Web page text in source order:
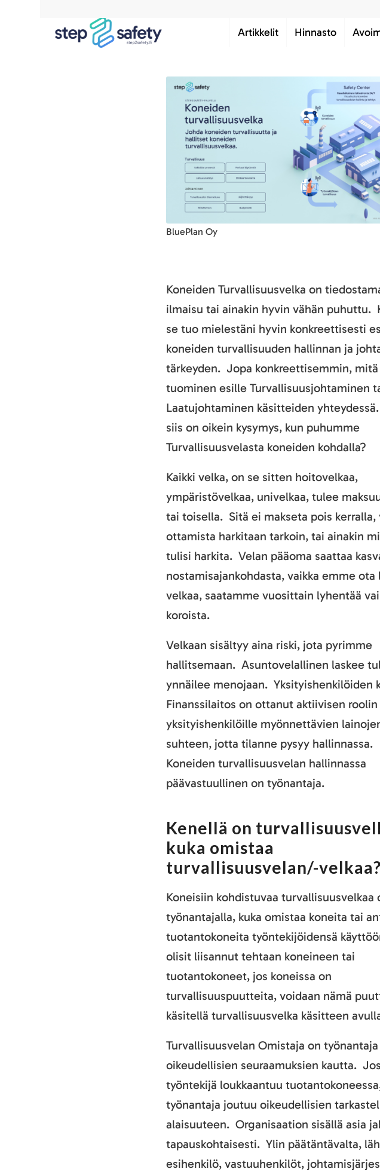
Artikkelit Hinnasto
BluePlan Oy
Koneiden Turvallisuusvelka on
ilmaisu tai ainakin hyvin vähän puhuttu.
se tuo mielestäni hyvin konkreettisesti
koneiden turvallisuuden hallinnan ja
tärkeyden. Jopa konkreettisemmin, mitä
tuominen esille Turvallisuusjohtaminen
Laatujohtaminen käsitteiden
siis on oikein kysymys, kun puhumme
Turvallisuusvelasta koneiden kohdalla?
Kaikki velka, on se sitten hoitovelkaa,
ympäristövelkaa, univelkaa, tulee
tai toisella. Sitä ei makseta pois kerralla,
ottamista harkitaan tarkoin, tai ainakin
tulisi harkita. Velan pääoma saattaa
nostamisajankohdasta, vaikka emme ota
velkaa, saatamme vuosittain lyhentää
koroista.
Velkaan sisältyy aina riski, jota pyrimme
hallitsemaan. Asuntovelallinen laskee
ynnäilee menojaan. Yksityishenkilöiden
Finanssilaitos on ottanut aktiivisen roolin
yksityishenkilöille myönnettävien
suhteen, jotta tilanne pysyy hallinnassa.
Koneiden turvallisuusvelan hallinnassa
päävastuullinen on työnantaja.
Kenellä on
kuka omistaa
turvallisuusvelan/-velkaa?
Koneisiin kohdistuvaa turvallisuusvelkaa
työnantajalla, kuka omistaa koneita tai
tuotantokoneita työntekijöidensä
olisit liisannut tehtaan koneineen tai
tuotantokoneet, jos koneissa on
turvallisuuspuutteita, voidaan nämä
käsitellä turvallisuusvelka käsitteen
Turvallisuusvelan Omistaja on työnantaja
oikeudellisien seuraamuksien kautta. Jos
työntekijä loukkaantuu
työnantaja joutuu oikeudellisien
alaisuuteen. Organisaation sisällä asia
tapauskohtaisesti. Ylin päätäntävalta,
esihenkilö, vastuuhenkilöt,